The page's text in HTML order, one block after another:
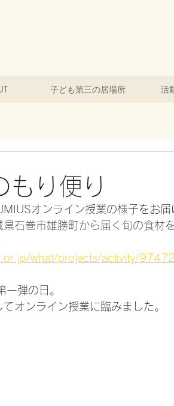
子ども第三の居場所 活
り便り
オンライン授業の様子をお届
石巻市雄勝町から届く旬の食材を
what/projects/activity/97472
弾の日。
オンライン授業に臨みました。